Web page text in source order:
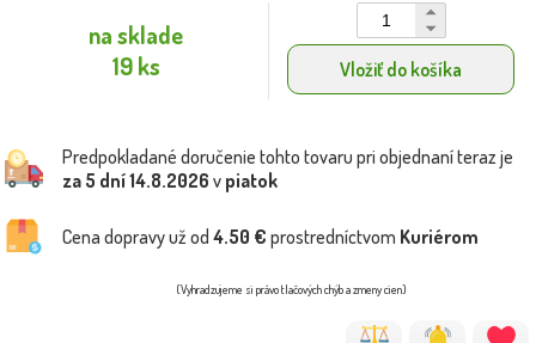
na sklade
19 ks
Vložiť do košíka
Predpokladané doručenie tohto tovaru pri objednaní teraz je
za 5 dní14.8.2026 v piatok
Cena dopravy už od 4.50 € prostredníctvom Kuriérom
(Vyhradzujeme si právo tlačových chýb a zmeny cien)